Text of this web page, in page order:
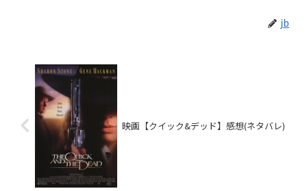
jb
映画【クイック&デッド】感想(ネタバレ)